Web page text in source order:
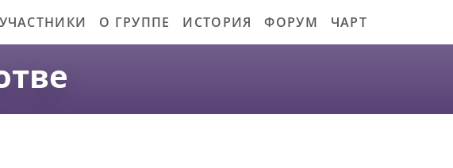
УЧАСТНИКИ О ГРУППЕ ИСТОРИЯ ФОРУМ ЧАРТ